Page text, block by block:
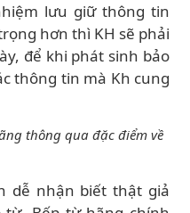
lưu giữ thông tin
hơn thì KH sẽ phải
để khi phát sinh bảo
thông tin mà Kh cung
thông qua đặc điểm về
dễ nhận biết thật giả